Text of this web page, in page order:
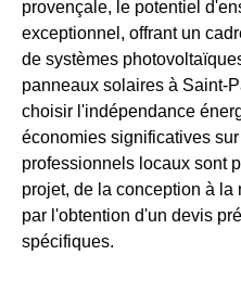
provençale, le potentiel
exceptionnel, offrant un
de systèmes
panneaux solaires à Saint-
choisir l'indépendance
économies significatives
professionnels locaux sont
projet, de la conception à
par l'obtention d'un devis
spécifiques.